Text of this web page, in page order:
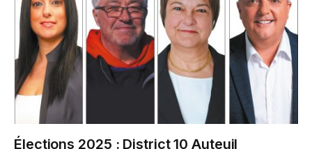
Élections 2025 : District 10 Auteuil